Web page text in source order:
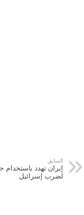
السابق
إيران تهدد باستخدام
لضرب إسرائيل